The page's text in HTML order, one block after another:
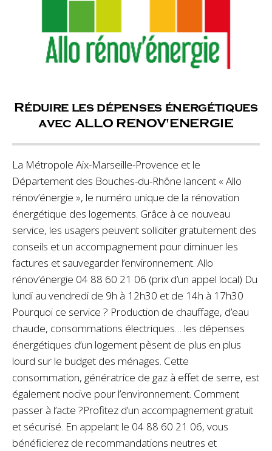
Réduire les dépenses énergétiques
avec ALLO RENOV'ENERGIE
La Métropole Aix-Marseille-Provence et le
Département des Bouches-du-Rhône lancent « Allo
rénov’énergie », le numéro unique de la rénovation
énergétique des logements. Grâce à ce nouveau
service, les usagers peuvent solliciter gratuitement des
conseils et un accompagnement pour diminuer les
factures et sauvegarder l’environnement. Allo
rénov’énergie 04 88 60 21 06 (prix d’un appel local) Du
lundi au vendredi de 9h à 12h30 et de 14h à 17h30
Pourquoi ce service ? Production de chauffage, d’eau
chaude, consommations électriques… les dépenses
énergétiques d’un logement pèsent de plus en plus
lourd sur le budget des ménages. Cette
consommation, génératrice de gaz à effet de serre, est
également nocive pour l’environnement. Comment
passer à l’acte ?Profitez d’un accompagnement gratuit
et sécurisé. En appelant le 04 88 60 21 06, vous
bénéficierez de recommandations neutres et